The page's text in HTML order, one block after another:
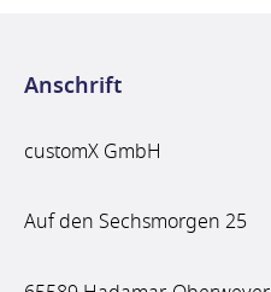
Anschrift
customX GmbH
Auf den Sechsmorgen 25